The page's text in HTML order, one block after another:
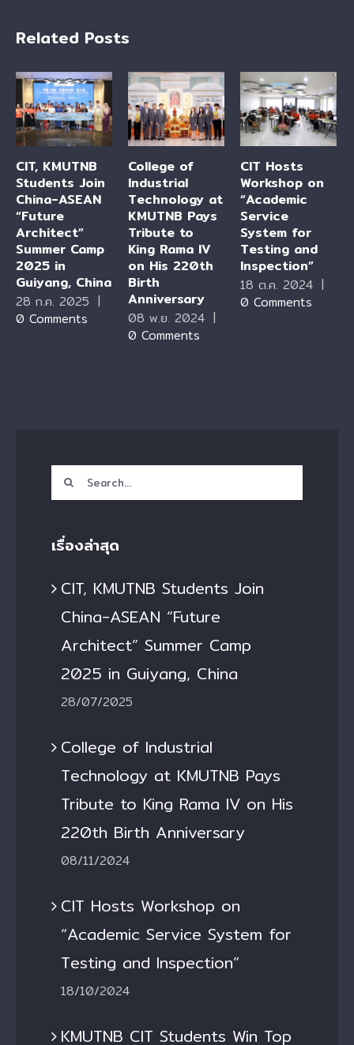
Related Posts
CIT, KMUTNB
Students Join
China-ASEAN
“Future
Architect”
Summer Camp
2025 in
Guiyang, China
28 ก.ค. 2025 |
0 Comments
College of
Industrial
Technology at
KMUTNB Pays
Tribute to
King Rama IV
on His 220th
Birth
Anniversary
08 พ.ย. 2024 |
0 Comments
CIT Hosts
Workshop on
“Academic
Service
System for
Testing and
Inspection”
18 ต.ค. 2024 |
0 Comments
Search
for:
เรื่องล่าสุด
CIT, KMUTNB Students Join
China-ASEAN “Future
Architect” Summer Camp
2025 in Guiyang, China
28/07/2025
College of Industrial
Technology at KMUTNB Pays
Tribute to King Rama IV on His
220th Birth Anniversary
08/11/2024
CIT Hosts Workshop on
“Academic Service System for
Testing and Inspection”
18/10/2024
KMUTNB CIT Students Win Top